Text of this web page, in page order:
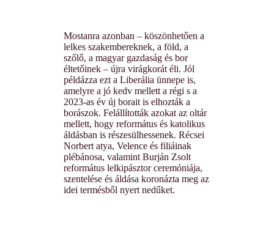
Mostanra azonban – köszönhetően a
lelkes szakembereknek, a föld, a
szőlő, a magyar gazdaság és bor
éltetőinek – újra virágkorát éli. Jól
példázza ezt a Liberália ünnepe is,
amelyre a jó kedv mellett a régi s a
2023-as év új borait is elhozták a
borászok. Felállították azokat az oltár
mellett, hogy református és katolikus
áldásban is részesülhessenek. Récsei
Norbert atya, Velence és filiáinak
plébánosa, valamint Burján Zsolt
református lelkipásztor ceremóniája,
szentelése és áldása koronázta meg az
idei termésből nyert nedűket.